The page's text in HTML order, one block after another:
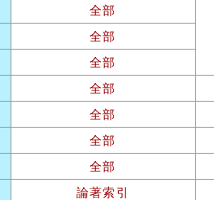
全部
全部
全部
全部
全部
全部
全部
論著索引